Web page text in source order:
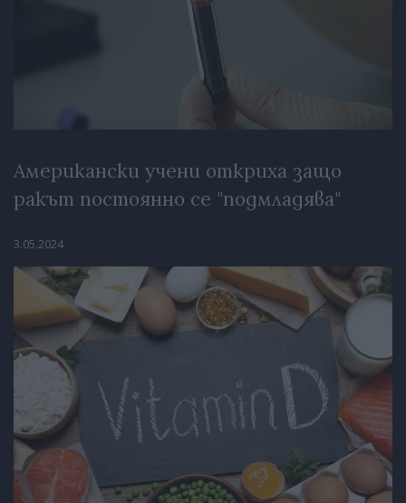
Американски учени откриха защо
ракът постоянно се "подмладява"
3.05.2024